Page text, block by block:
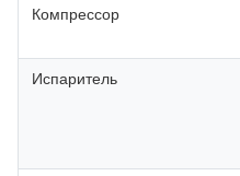
Компрессор
Испаритель